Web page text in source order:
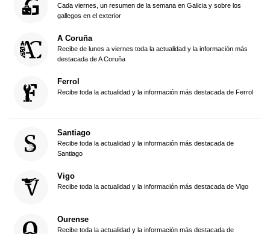
Cada viernes, un resumen de la semana en Galicia y sobre los
gallegos en el exterior
A Coruña
Recibe de lunes a viernes toda la actualidad y la información más
destacada de A Coruña
Ferrol
Recibe toda la actualidad y la información más destacada de Ferrol
Santiago
Recibe toda la actualidad y la información más destacada de
Santiago
Vigo
Recibe toda la actualidad y la información más destacada de Vigo
Ourense
Recibe toda la actualidad y la información más destacada de